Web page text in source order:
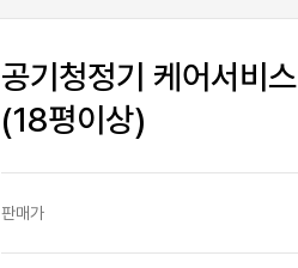
공기청정기 케어서비스
(18평이상)
판매가